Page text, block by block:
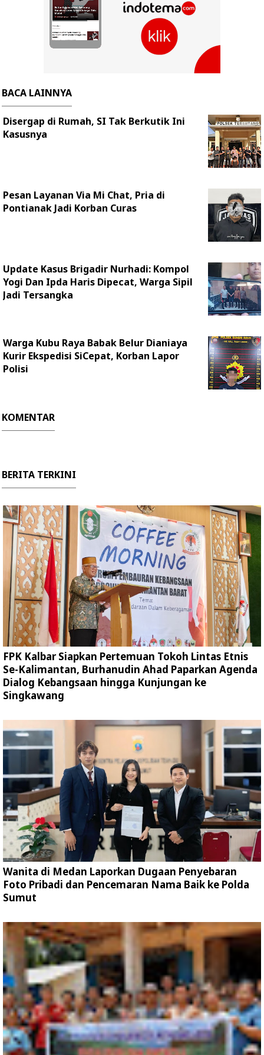
BACA LAINNYA
Disergap di Rumah, SI Tak Berkutik Ini
Kasusnya
Pesan Layanan Via Mi Chat, Pria di
Pontianak Jadi Korban Curas
Update Kasus Brigadir Nurhadi: Kompol
Yogi Dan Ipda Haris Dipecat, Warga Sipil
Jadi Tersangka
Warga Kubu Raya Babak Belur Dianiaya
Kurir Ekspedisi SiCepat, Korban Lapor
Polisi
KOMENTAR
BERITA TERKINI
FPK Kalbar Siapkan Pertemuan Tokoh Lintas Etnis
Se-Kalimantan, Burhanudin Ahad Paparkan Agenda
Dialog Kebangsaan hingga Kunjungan ke
Singkawang
Wanita di Medan Laporkan Dugaan Penyebaran
Foto Pribadi dan Pencemaran Nama Baik ke Polda
Sumut